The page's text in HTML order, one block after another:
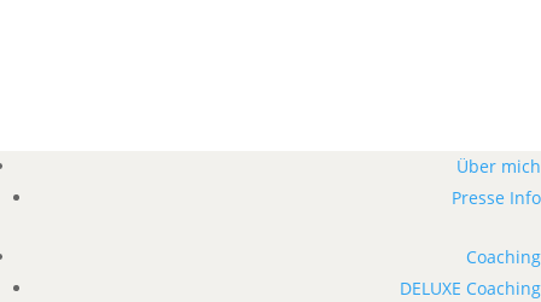
Über mich
Presse Info
Coaching
DELUXE Coaching